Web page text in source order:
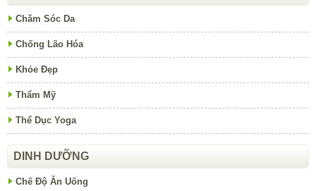
Chăm Sóc Da
Chống Lão Hóa
Khỏe Đẹp
Thẩm Mỹ
Thể Dục Yoga
DINH DƯỠNG
Chế Độ Ăn Uống